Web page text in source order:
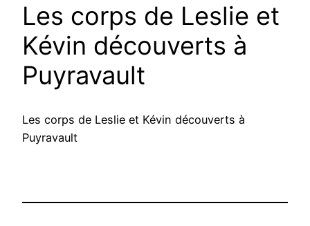
Les corps de Leslie et
Kévin découverts à
Puyravault
Les corps de Leslie et Kévin découverts à
Puyravault